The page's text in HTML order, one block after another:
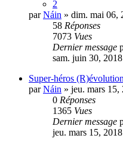
2
parNáin » dim. mai 06,
58 Réponses
7073 Vues
Dernier message
sam. juin 30,
Super-héros
parNáin » jeu. mars
0 Réponses
1365 Vues
Dernier message
jeu. mars 15,